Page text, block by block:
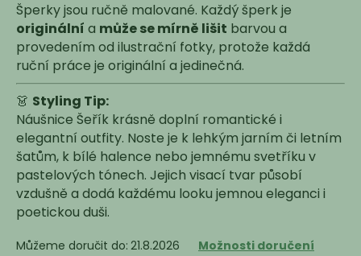
Šperky jsou ručně malované. Každý šperk je
originální a může se mírně lišit barvou a
provedením od ilustrační fotky, protože každá
ruční práce je originální a jedinečná.
👗 Styling Tip:
Náušnice Šeřík krásně doplní romantické i
elegantní outfity. Noste je k lehkým jarním či letním
šatům, k bílé halence nebo jemnému svetříku v
pastelových tónech. Jejich visací tvar působí
vzdušně a dodá každému looku jemnou eleganci i
poetickou duši.
Můžeme doručit do: 21.8.2026 Možnosti doručení